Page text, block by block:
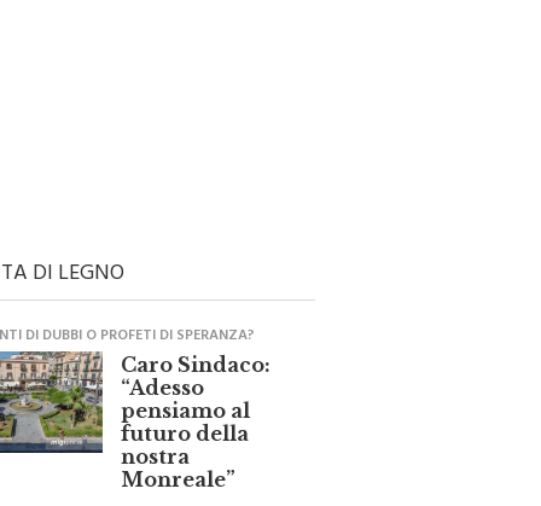
DI LEGNO
DI DUBBI O PROFETI DI SPERANZA?
Caro Sindaco:
“Adesso
pensiamo al
futuro della
nostra
Monreale”